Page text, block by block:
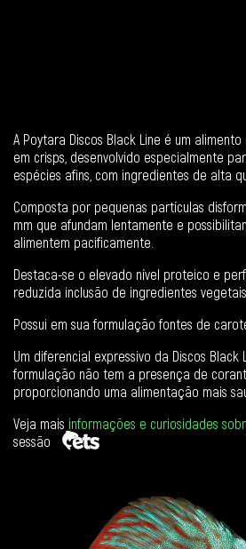
A Poytara Discos Black Line é um
em crisps, desenvolvido especialmente
espécies afins, com ingredientes de alta
Composta por pequenas partí­culas
mm que afundam lentamente e
alimentem pacificamente.
Destaca-se o elevado ní­vel proteico e
reduzida inclusão de ingredientes
Possui em sua formulação fontes de
Um diferencial expressivo da Discos Black
formulação não tem a presença de
proporcionando uma alimentação mais
Veja mais informações e curiosidades
sessão